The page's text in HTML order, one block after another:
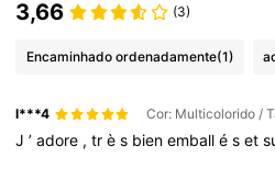
3,66 (3)
Encaminhado ordenadamente(1)
l***4
J’adore ,très bienemballéset